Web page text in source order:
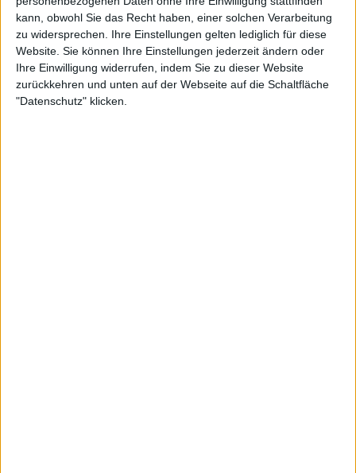
personenbezogenen Daten ohne Ihre Einwilligung stattfinden
kann, obwohl Sie das Recht haben, einer solchen Verarbeitung
zu widersprechen. Ihre Einstellungen gelten lediglich für diese
Website. Sie können Ihre Einstellungen jederzeit ändern oder
Ihre Einwilligung widerrufen, indem Sie zu dieser Website
zurückkehren und unten auf der Webseite auf die Schaltfläche
"Datenschutz" klicken.